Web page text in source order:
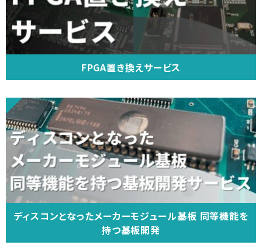
FPGA置き換えサービス
ディスコンとなったメーカーモジュール基板 同等機能を
持つ基板開発